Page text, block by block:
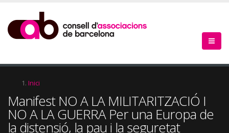
contingut
d'Ariadna
Inici
Manifest NO A LA MILITARITZACIÓ I
NO A LA GUERRA Per una Europa de
la distensió, la pau i la seguretat